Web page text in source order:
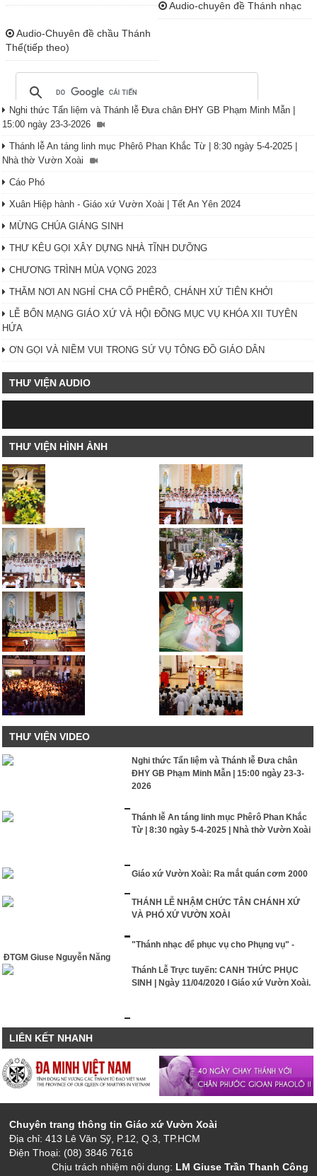
Audio-chuyên đề Thánh nhạc
Audio-Chuyên đề chầu Thánh
Thể(tiếp theo)
Nghi thức Tẩn liệm và Thánh lễ Đưa chân ĐHY GB Phạm Minh Mẫn |
15:00 ngày 23-3-2026
Thánh lễ An táng linh mục Phêrô Phan Khắc Từ | 8:30 ngày 5-4-2025 |
Nhà thờ Vườn Xoài
Cáo Phó
Xuân Hiệp hành - Giáo xứ Vườn Xoài | Tết An Yên 2024
MỪNG CHÚA GIÁNG SINH
THƯ KÊU GỌI XÂY DỰNG NHÀ TĨNH DƯỠNG
CHƯƠNG TRÌNH MÙA VỌNG 2023
THĂM NƠI AN NGHỈ CHA CỐ PHÊRÔ, CHÁNH XỨ TIÊN KHỞI
LỄ BỔN MẠNG GIÁO XỨ VÀ HỘI ĐỒNG MỤC VỤ KHÓA XII TUYÊN
HỨA
ƠN GỌI VÀ NIỀM VUI TRONG SỨ VỤ TÔNG ĐỒ GIÁO DÂN
THƯ VIỆN AUDIO
THƯ VIỆN HÌNH ẢNH
THƯ VIỆN VIDEO
Nghi thức Tẩn liệm và Thánh lễ Đưa chân
ĐHY GB Phạm Minh Mẫn | 15:00 ngày 23-3-
2026
Thánh lễ An táng linh mục Phêrô Phan Khắc
Từ | 8:30 ngày 5-4-2025 | Nhà thờ Vườn Xoài
Giáo xứ Vườn Xoài: Ra mắt quán cơm 2000
THÁNH LỄ NHẬM CHỨC TÂN CHÁNH XỨ
VÀ PHÓ XỨ VƯỜN XOÀI
"Thánh nhạc để phục vụ cho Phụng vụ" -
ĐTGM Giuse Nguyễn Năng
Thánh Lễ Trực tuyến: CANH THỨC PHỤC
SINH | Ngày 11/04/2020 I Giáo xứ Vườn Xoài.
LIÊN KẾT NHANH
Chuyên trang thông tin Giáo xứ Vườn Xoài
Địa chỉ: 413 Lê Văn Sỹ, P.12, Q.3, TP.HCM
Điện Thoại: (08) 3846 7616
Chịu trách nhiệm nội dung: LM Giuse Trần Thanh Công